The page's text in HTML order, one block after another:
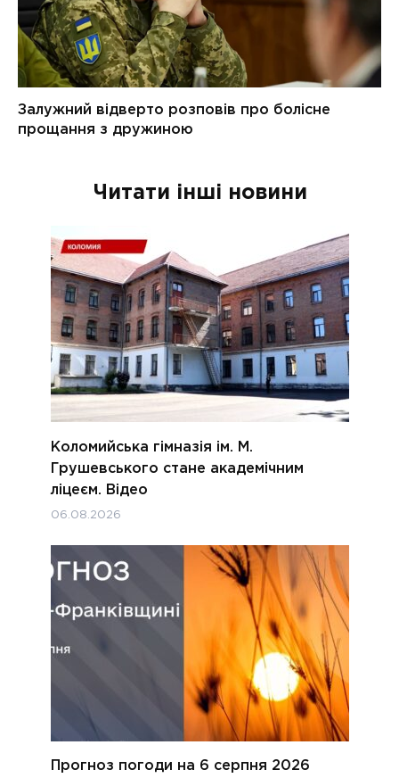
Читати інші новини
Коломийська гімназія ім. М.
Грушевського стане академічним
ліцеєм. Відео
06.08.2026
Прогноз погоди на 6 серпня 2026